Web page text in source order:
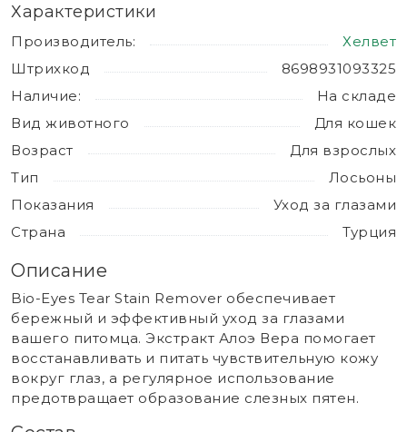
Характеристики
Производитель:
Хелвет
Штрихкод
8698931093325
Наличие:
На складе
Вид животного
Для кошек
Возраст
Для взрослых
Тип
Лосьоны
Показания
Уход за глазами
Страна
Турция
Описание
Bio-Eyes Tear Stain Remover обеспечивает
бережный и эффективный уход за глазами
вашего питомца. Экстракт Алоэ Вера помогает
восстанавливать и питать чувствительную кожу
вокруг глаз, а регулярное использование
предотвращает образование слезных пятен.